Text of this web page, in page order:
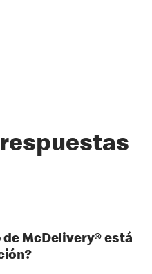
McDelivery® está